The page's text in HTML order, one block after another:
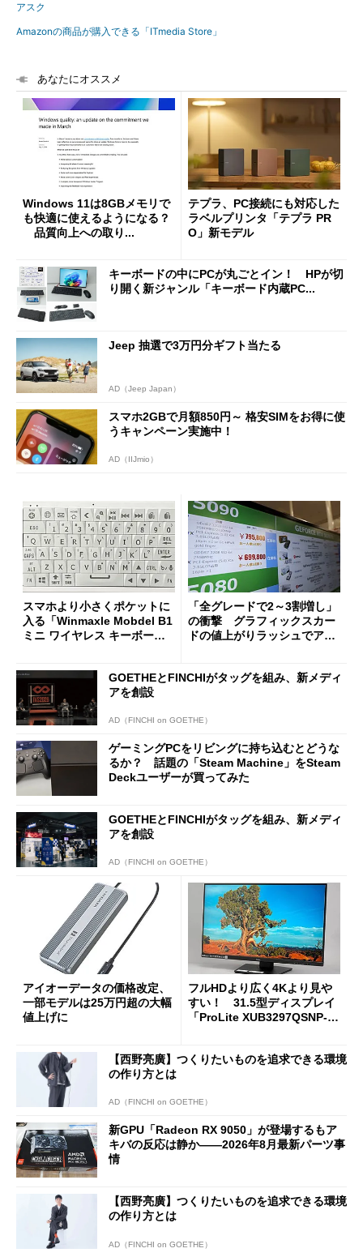
アスク
Amazonの商品が購入できる「ITmedia Store」
あなたにオススメ
Windows 11は8GBメモリで
も快適に使えるようになる？
品質向上への取り...
テプラ、PC接続にも対応した
ラベルプリンタ「テプラ PR
O」新モデル
キーボードの中にPCが丸ごとイン！ HPが切
り開く新ジャンル「キーボード内蔵PC...
Jeep 抽選で3万円分ギフト当たる
AD（Jeep Japan）
スマホ2GBで月額850円～ 格安SIMをお得に使
うキャンペーン実施中！
AD（IIJmio）
スマホより小さくポケットに
入る「Winmaxle Mobdel B1
ミニ ワイヤレス キーボー
「全グレードで2～3割増し」
の衝撃 グラフィックスカー
ドの値上がりラッシュでアキ
GOETHEとFINCHIがタッグを組み、新メディ
アを創設
AD（FINCHI on GOETHE）
ゲーミングPCをリビングに持ち込むとどうな
るか？ 話題の「Steam Machine」をSteam
Deckユーザーが買ってみた
GOETHEとFINCHIがタッグを組み、新メディ
アを創設
AD（FINCHI on GOETHE）
アイオーデータの価格改定、
一部モデルは25万円超の大幅
値上げに
フルHDより広く4Kより見や
すい！ 31.5型ディスプレイ
「ProLite XUB3297QSNP-B
【西野亮廣】つくりたいものを追求できる環境
の作り方とは
AD（FINCHI on GOETHE）
新GPU「Radeon RX 9050」が登場するもア
キバの反応は静か――2026年8月最新パーツ事
情
【西野亮廣】つくりたいものを追求できる環境
の作り方とは
AD（FINCHI on GOETHE）